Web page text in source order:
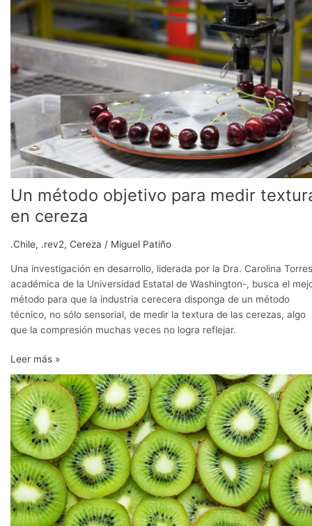
Un método objetivo para medir
en cereza
.Chile, .rev2, Cereza / Miguel Patiño
Una investigación en desarrollo, liderada por la Dra. Carolina
académica de la Universidad Estatal de Washington-, busca el
método para que la industria cerecera disponga de un método
técnico, no sólo sensorial, de medir la textura de las cerezas, algo
que la compresión muchas veces no logra reflejar.
objetivo
medir
textura
en
cereza
Leer más »
Control
de
etileno
con
It’s
Fresh
en
almacenamiento
prolongado
de